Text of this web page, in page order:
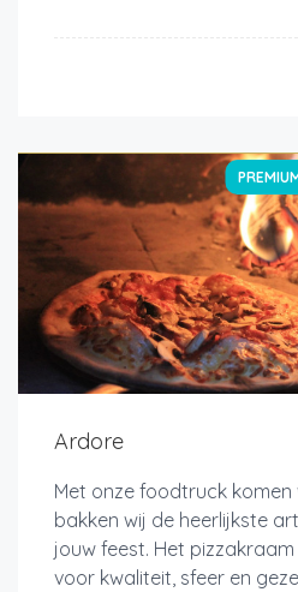
Ardore
Met onze foodtruck
bakken wij de heerlijkste
jouw feest. Het
voor kwaliteit, sfeer en